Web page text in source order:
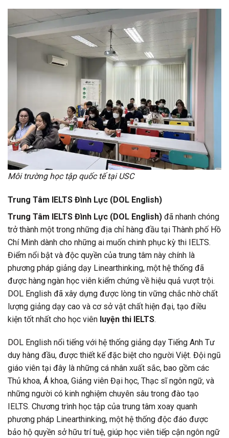
Môi trường học tập quốc tế tại USC
Trung Tâm IELTS Đình Lực (DOL English)
Trung Tâm IELTS Đình Lực (DOL English) đã nhanh chóng
trở thành một trong những địa chỉ hàng đầu tại Thành phố Hồ
Chí Minh dành cho những ai muốn chinh phục kỳ thi IELTS.
Điểm nổi bật và độc quyền của trung tâm này chính là
phương pháp giảng dạy Linearthinking, một hệ thống đã
được hàng ngàn học viên kiểm chứng về hiệu quả vượt trội.
DOL English đã xây dựng được lòng tin vững chắc nhờ chất
lượng giảng dạy cao và cơ sở vật chất hiện đại, tạo điều
kiện tốt nhất cho học viên luyện thi IELTS.
DOL English nổi tiếng với hệ thống giảng dạy Tiếng Anh Tư
duy hàng đầu, được thiết kế đặc biệt cho người Việt. Đội ngũ
giáo viên tại đây là những cá nhân xuất sắc, bao gồm các
Thủ khoa, Á khoa, Giảng viên Đại học, Thạc sĩ ngôn ngữ, và
những người có kinh nghiệm chuyên sâu trong đào tạo
IELTS. Chương trình học tập của trung tâm xoay quanh
phương pháp Linearthinking, một hệ thống độc đáo được
bảo hộ quyền sở hữu trí tuệ, giúp học viên tiếp cận ngôn ngữ